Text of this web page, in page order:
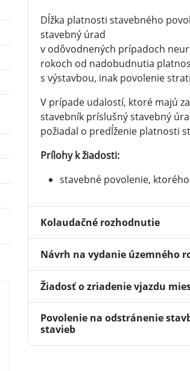
Dĺžka platnosti stavebného
stavebný úrad
v odôvodnených prípadoch
rokoch od nadobudnutia
s výstavbou, inak povolenie
V prípade udalostí, ktoré majú
stavebník príslušný stavebný
požiadal o predĺženie platnosti
Prílohy k žiadosti:
stavebné povolenie,
Kolaudačné rozhodnutie
Návrh na vydanie územného
Žiadosť o zriadenie vjazdu
Povolenie na odstránenie
stavieb